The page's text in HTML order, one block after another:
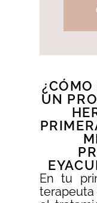
¿CÓMO
UN
En tu
terapeuta